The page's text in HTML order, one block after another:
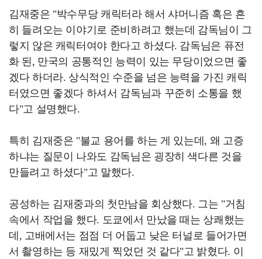
김재중은 "박수무당 캐릭터라 해서 샤머니즘 혹은 흔
히 들려오는 이야기로 준비하려고 했는데 감독님이 그
렇지 않은 캐릭터여야 한다고 하셨다. 감독님은 퓨전
화 된, 만국의 공통적인 능력이 있는 무당이었으면 좋
겠다 하더라. 상식적인 수준을 넘은 능력을 가진 캐릭
터였으면 좋겠다 하셔서 감독님과 꾸준히 소통을 했
다"고 설명했다.
특히 김재중은 "불교 용어를 하는 게 있는데, 왜 고증
하냐는 질문이 나와도 감독님은 굉장히 색다른 것을
만들려고 하셨다"고 말했다.
공성하는 김재중과의 첫만남을 회상했다. 그는 "거침
속에서 작업을 했다. 도쿄에서 만났을 때는 상쾌했는
데, 고배에서는 점점 더 어둡고 낮은 터널로 들어가면
서 촬영하는 등 재밌게 찍었던 것 같다"고 밝혔다. 이